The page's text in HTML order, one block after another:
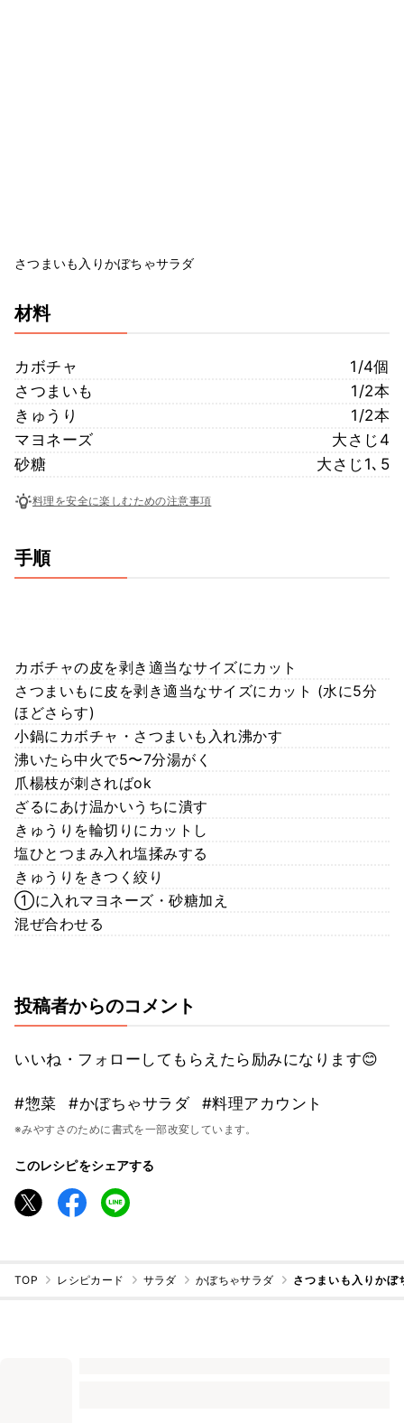
さつまいも入りかぼちゃサラダ
材料
カボチャ
1/4個
さつまいも
1/2本
きゅうり
1/2本
マヨネーズ
大さじ4
砂糖
大さじ1､5
料理を安全に楽しむための注意事項
手順
カボチャの皮を剥き適当なサイズにカット
さつまいもに皮を剥き適当なサイズにカット (水に5分
ほどさらす)
小鍋にカボチャ・さつまいも入れ沸かす
沸いたら中火で5〜7分湯がく
爪楊枝が刺さればok
ざるにあけ温かいうちに潰す
きゅうりを輪切りにカットし
塩ひとつまみ入れ塩揉みする
きゅうりをきつく絞り
①に入れマヨネーズ・砂糖加え
混ぜ合わせる
投稿者からのコメント
いいね・フォローしてもらえたら励みになります😊
#惣菜 #かぼちゃサラダ #料理アカウント
※みやすさのために書式を一部改変しています。
このレシピをシェアする
TOP レシピカード サラダ かぼちゃサラダ さつまいも入りかぼ